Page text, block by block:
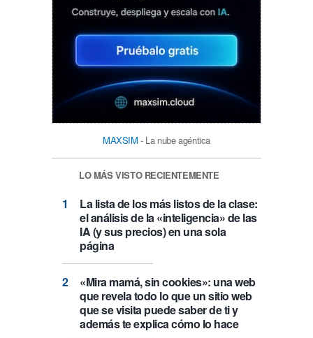
MAXSIM - La nube agéntica
LO MÁS VISTO RECIENTEMENTE
La lista de los más listos de la clase:
el análisis de la «inteligencia» de las
IA (y sus precios) en una sola
página
«Mira mamá, sin cookies»: una web
que revela todo lo que un sitio web
que se visita puede saber de ti y
además te explica cómo lo hace